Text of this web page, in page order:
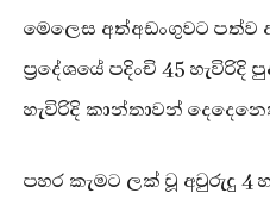
මෙලෙස අත්අඩංගුවට
ප්‍රදේශයේ පදිංචි 45
හැවිරිදි කාන්තාවන්
පහර කැමට ලක් වූ අවුරුදු 4